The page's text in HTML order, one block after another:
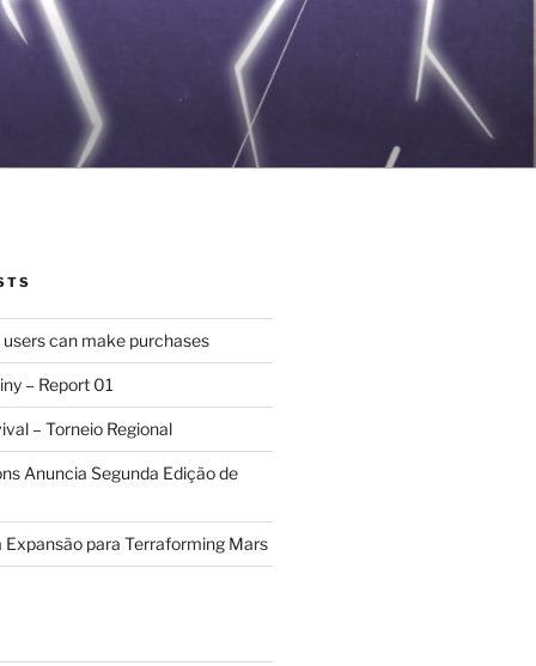
can make purchases
– Report 01
– Torneio Regional
Anuncia Segunda Edição de
Expansão para Terraforming Mars